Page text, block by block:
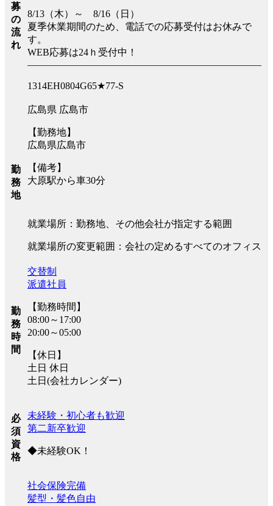
募
の
流
れ
8/13（木）～ 8/16（日）
夏季休業期間のため、電話での応募受付はお休みで
す。
WEB応募は24ｈ受付中！
――――――――――――――――――――――――
1314EH0804G65★77-S
勤
務
地
広島県 広島市
【勤務地】
広島県広島市
【備考】
大原駅から車30分
就業場所：勤務地、その他会社が指定する範囲
就業場所の変更範囲：会社の定めるすべてのオフィス
勤
務
時
間
交替制
派遣社員
【勤務時間】
08:00～17:00
20:00～05:00
【休日】
土日 休日
土日(会社カレンダー)
必
須
資
格
未経験・初心者も歓迎
第二新卒歓迎
◆未経験OK！
社会保険完備
髪型・髪色自由